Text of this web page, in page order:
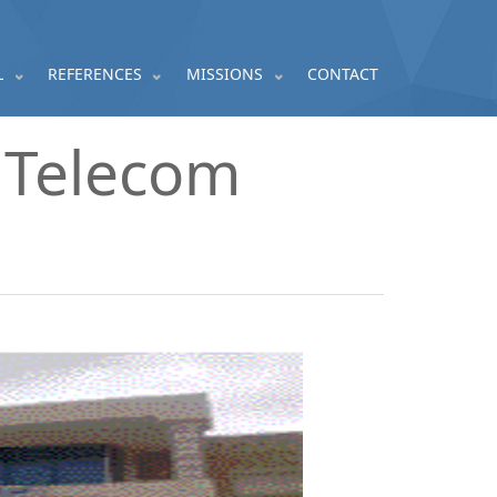
REFERENCES MISSIONS CONTACT